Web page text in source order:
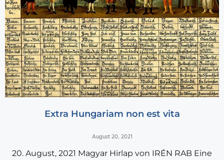
Extra Hungariam non est vita
August 20, 2021
20. August, 2021 Magyar Hirlap von IRÉN RAB Eine